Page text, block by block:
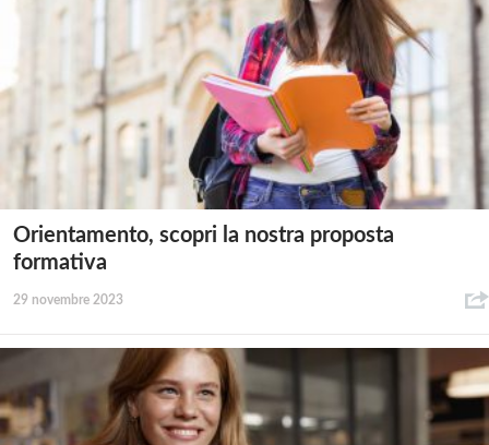
Orientamento, scopri la nostra proposta
formativa
29 novembre 2023